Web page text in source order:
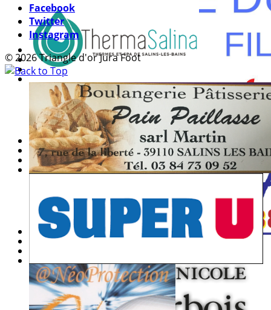
Facebook
Twitter
Instagram
© 2026 Triangle d'or Jura Foot